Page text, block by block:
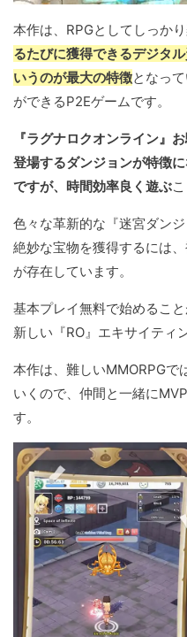
本作は、RPGとしてしっか
るたびに獲得できるデジタ
いうのが最大の特徴となっ
ができるP2Eゲームです。
『ラグナロクオンライン』
登場するダンジョンが特徴
ですが、時間効率良く遊ぶ
色々な革新的な『迷宮ダン
絶妙な宝物を獲得するには
が存在しています。
基本プレイ無料で始めるこ
新しい『RO』エキサイティ
本作は、難しいMMORPGで
いくので、仲間と一緒に
す。